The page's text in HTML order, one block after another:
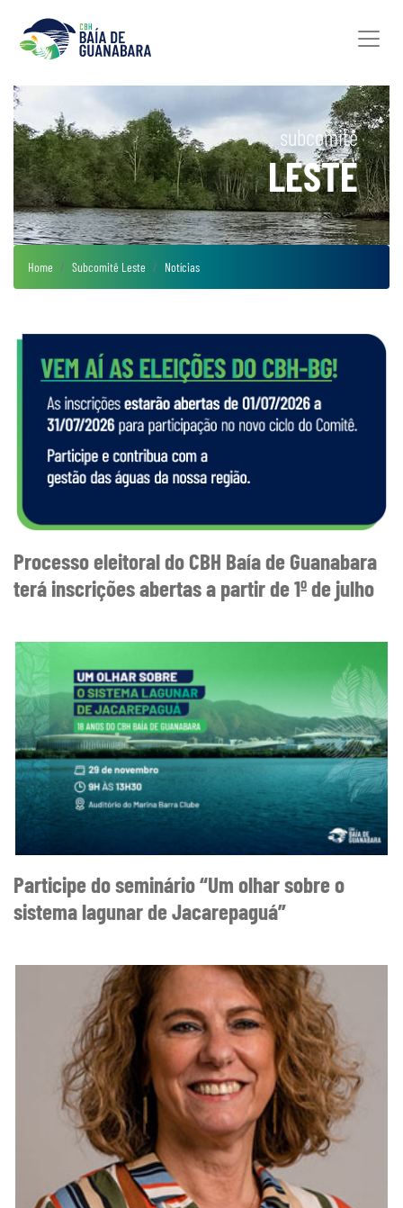
subcomitê
LESTE
Home Subcomitê Leste Notícias
Processo eleitoral do CBH Baía de Guanabara
terá inscrições abertas a partir de 1º de julho
Participe do seminário “Um olhar sobre o
sistema lagunar de Jacarepaguá”